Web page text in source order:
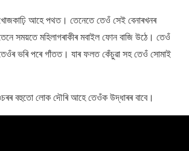
আহে পথত। তেনেতে তেওঁ সেই বেনাৰখনৰ
সময়তে মহিলাগৰাকীৰ মবাইল ফােন বাজি উঠে। তেওঁ
ভৰি পৰে গাঁতত। যাৰ ফলত কেঁচুৱা সহ তেওঁ সোমাই
বহুতো লোক দৌৰি আহে তেওঁক উদ্ধাৰৰ বাবে।